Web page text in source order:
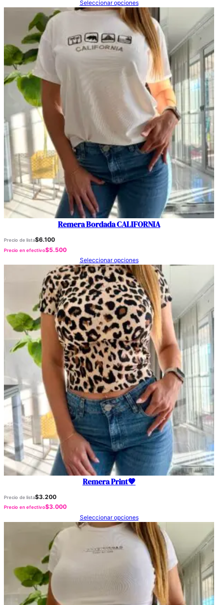
Seleccionar opciones
Remera Bordada CALIFORNIA
Precio de lista$6.100
Precio en efectivo$5.500
Seleccionar opciones
Remera Print🤎
Precio de lista$3.200
Precio en efectivo$3.000
Seleccionar opciones